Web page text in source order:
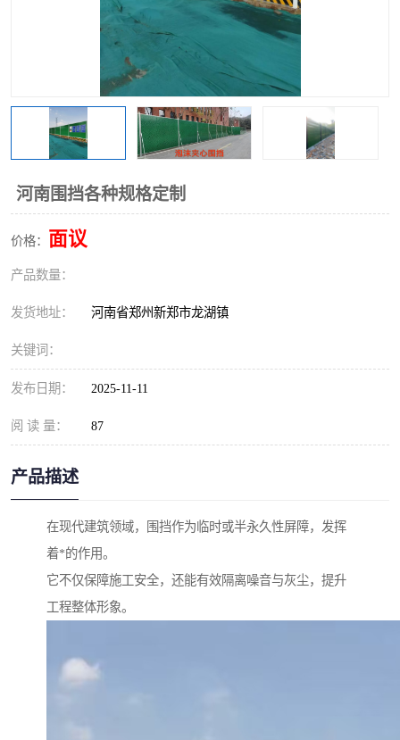
河南围挡各种规格定制
价格： 面议
产品数量：
发货地址： 河南省郑州新郑市龙湖镇
关键词：
发布日期： 2025-11-11
阅 读 量： 87
产品描述
在现代建筑领域，围挡作为临时或半永久性屏障，发挥
着*的作用。
它不仅保障施工安全，还能有效隔离噪音与灰尘，提升
工程整体形象。